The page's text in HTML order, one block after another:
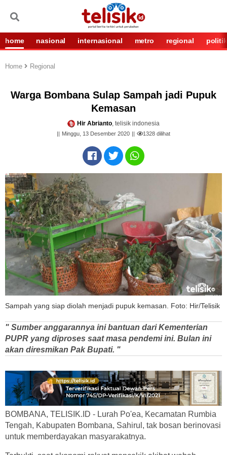
home nasional internasional metro regional politik
Home Regional
Warga Bombana Sulap Sampah jadi Pupuk
Kemasan
Hir Abrianto, telisik indonesia
Minggu, 13 Desember 2020 1328 dilihat
Sampah yang siap diolah menjadi pupuk kemasan. Foto: Hir/Telisik
" Sumber anggarannya ini bantuan dari Kementerian
PUPR yang diproses saat masa pendemi ini. Bulan ini
akan diresmikan Pak Bupati. "
BOMBANA, TELISIK.ID - Lurah Po'ea, Kecamatan Rumbia
Tengah, Kabupaten Bombana, Sahirul, tak bosan berinovasi
untuk memberdayakan masyarakatnya.